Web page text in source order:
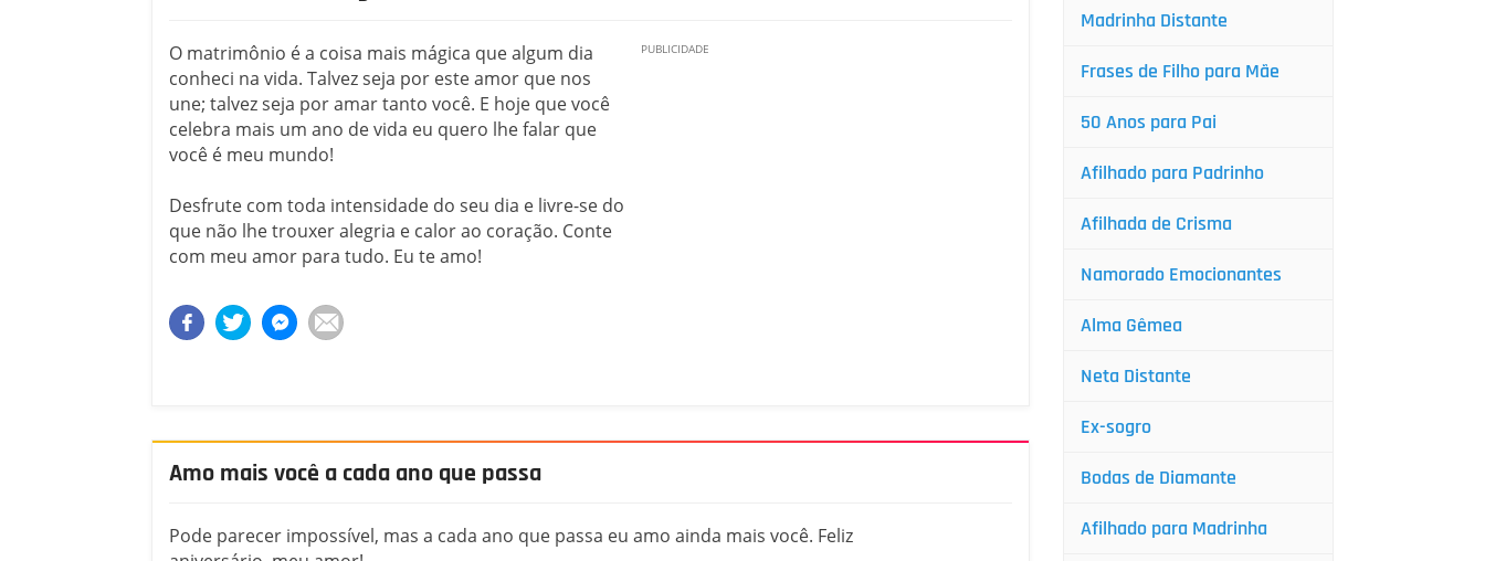
O matrimônio é a coisa mais mágica que algum dia
conheci na vida. Talvez seja por este amor que nos
une; talvez seja por amar tanto você. E hoje que você
celebra mais um ano de vida eu quero lhe falar que
você é meu mundo!
Desfrute com toda intensidade do seu dia e livre-se do
que não lhe trouxer alegria e calor ao coração. Conte
com meu amor para tudo. Eu te amo!
Amo mais você a cada ano que passa
Pode parecer impossível, mas a cada ano que passa eu amo ainda mais você. Feliz
Madrinha Distante
Frases de Filho para Mãe
50 Anos para Pai
Afilhado para Padrinho
Afilhada de Crisma
Namorado Emocionantes
Alma Gêmea
Neta Distante
Ex-sogro
Bodas de Diamante
Afilhado para Madrinha